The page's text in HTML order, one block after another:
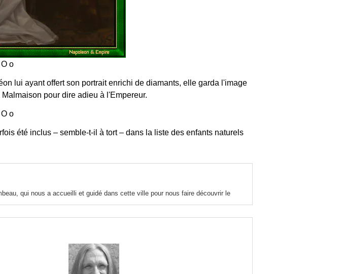
lui ayant offert son portrait enrichi de diamants, elle garda l'image
pour dire adieu à l'Empereur.
été inclus ‒ semble-t-il à tort ‒ dans la liste des enfants naturels
qui nous a accueilli et guidé dans cette ville pour nous faire découvrir le